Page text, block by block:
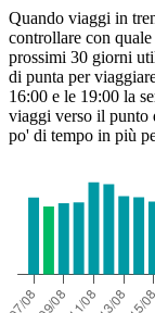
Quando viaggi in
controllare con
prossimi 30 giorni
di punta per
16:00 e le 19:00 la
viaggi verso il punto
po' di tempo in più